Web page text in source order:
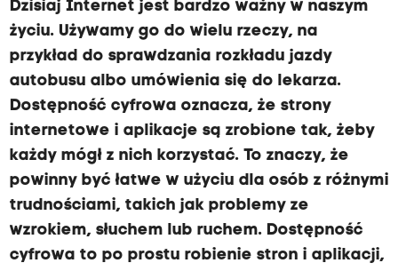
Dzisiaj Internet jest bardzo ważny w naszym
życiu. Używamy go do wielu rzeczy, na
przykład do sprawdzania rozkładu jazdy
autobusu albo umówienia się do lekarza.
Dostępność cyfrowa oznacza, że strony
internetowe i aplikacje są zrobione tak, żeby
każdy mógł z nich korzystać. To znaczy, że
powinny być łatwe w użyciu dla osób z różnymi
trudnościami, takich jak problemy ze
wzrokiem, słuchem lub ruchem. Dostępność
cyfrowa to po prostu robienie stron i aplikacji,